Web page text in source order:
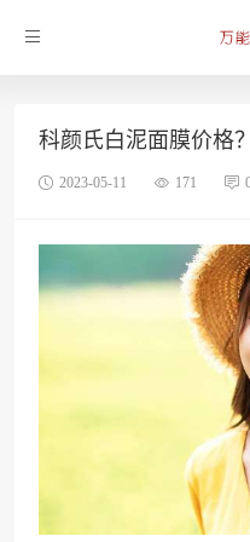
科颜氏白泥面膜价格？
2023-05-11 171